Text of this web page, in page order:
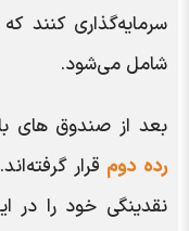
شامل می‌شود.
بعد از صندوق های
رده دوم
نقدینگی خود را در